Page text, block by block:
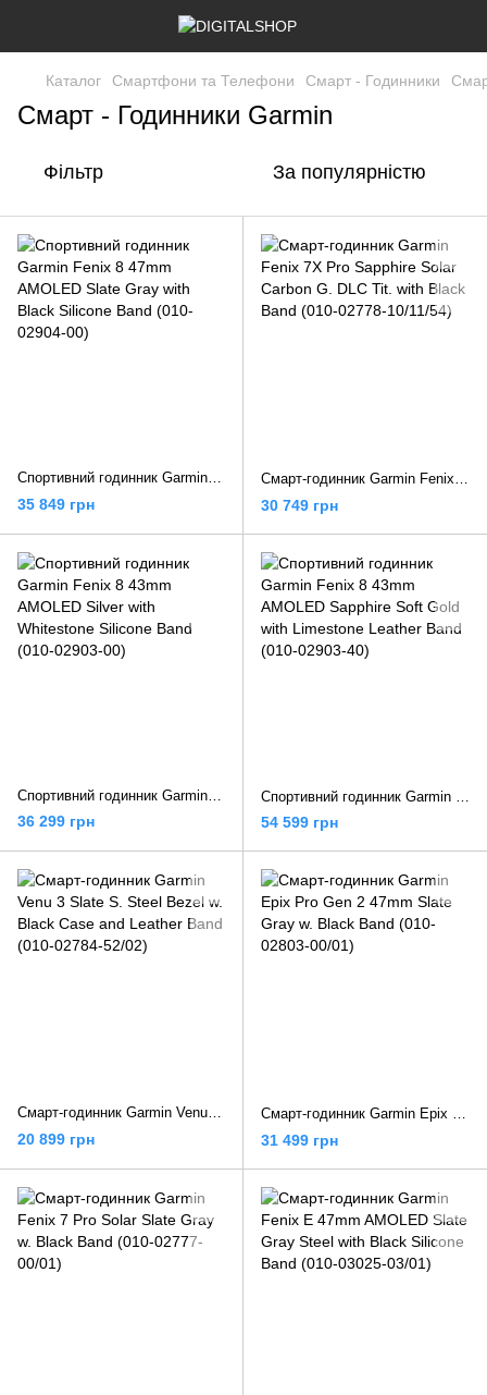
Каталог Смартфони та Телефони Смарт - Годинники
Смарт - Годинники Garmin
Фільтр За популярністю
Спортивний годинник Garmin Fenix 8 47mm AMOLED Slate Gray with Black Silicone Band (010-02904-00)
35 849 грн
Смарт-годинник Garmin Fenix 7X Pro Sapphire Solar Carbon G. DLC Tit. with Black Band (010-02778-10/11/54)
30 749 грн
36 299 грн 54 599 грн
Смарт-годинник Garmin Venu 3 Slate S. Steel Bezel w. Black Case and Leather Band (010-02784-52/02)
20 899 грн
Смарт-годинник Garmin Epix Pro Gen 2 47mm Slate Gray w. Black Band (010-02803-00/01)
31 499 грн